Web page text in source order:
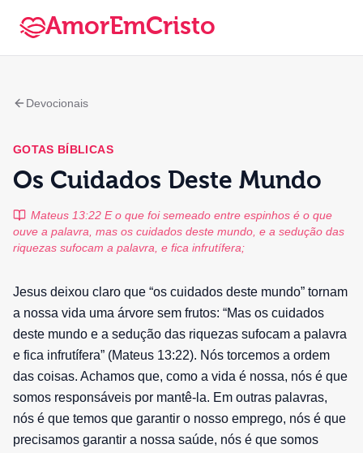
AmorEmCristo
Devocionais
GOTAS BÍBLICAS
Os Cuidados Deste Mundo
Mateus 13:22 E o que foi semeado entre espinhos é o que
ouve a palavra, mas os cuidados deste mundo, e a sedução das
riquezas sufocam a palavra, e fica infrutífera;
Jesus deixou claro que “os cuidados deste mundo” tornam
a nossa vida uma árvore sem frutos: “Mas os cuidados
deste mundo e a sedução das riquezas sufocam a palavra
e fica infrutífera” (Mateus 13:22). Nós torcemos a ordem
das coisas. Achamos que, como a vida é nossa, nós é que
somos responsáveis por mantê-la. Em outras palavras,
nós é que temos que garantir o nosso emprego, nós é que
precisamos garantir a nossa saúde, nós é que somos